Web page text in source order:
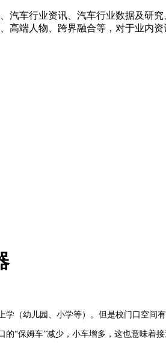
车行业资讯、汽车行业数据及研
端人物、跨界融合等，对于业内
（幼儿园、小学等）。但是校门口空间
“保姆车”减少，小车增多，这也意味着